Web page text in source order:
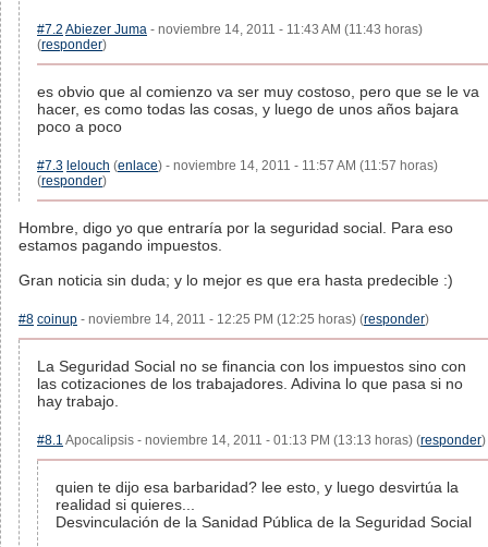
#7.2 Abiezer Juma - noviembre 14, 2011 - 11:43 AM (11:43 horas)
(responder)
es obvio que al comienzo va ser muy costoso, pero que se le va
hacer, es como todas las cosas, y luego de unos años bajara
poco a poco
#7.3 lelouch (enlace) - noviembre 14, 2011 - 11:57 AM (11:57 horas)
(responder)
Hombre, digo yo que entraría por la seguridad social. Para eso
estamos pagando impuestos.
Gran noticia sin duda; y lo mejor es que era hasta predecible :)
#8 coinup - noviembre 14, 2011 - 12:25 PM (12:25 horas) (responder)
La Seguridad Social no se financia con los impuestos sino con
las cotizaciones de los trabajadores. Adivina lo que pasa si no
hay trabajo.
#8.1 Apocalipsis - noviembre 14, 2011 - 01:13 PM (13:13 horas) (responder)
quien te dijo esa barbaridad? lee esto, y luego desvirtúa la
realidad si quieres...
Desvinculación de la Sanidad Pública de la Seguridad Social